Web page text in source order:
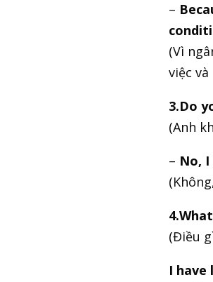
–
(Vì
việc
3.Do
(Anh
– No,
(Điều
I